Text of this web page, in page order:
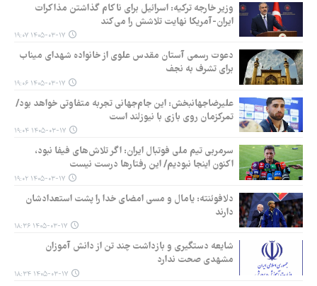
وزیر خارجه ترکیه: اسرائیل برای ناکام گذاشتن مذاکرات
ایران-آمریکا نهایت تلاشش را می‌کند
۱۴۰۵-۰۳-۱۷ ۱۹:۰۷
دعوت رسمی آستان مقدس علوی از خانواده شهدای میناب
برای تشرف به نجف
۱۴۰۵-۰۳-۱۷ ۱۹:۰۶
علیرضاجهانبخش: این جام‌جهانی تجربه متفاوتی خواهد بود/
تمرکزمان روی بازی با نیوزلند است
۱۴۰۵-۰۳-۱۷ ۱۹:۰۴
سرمربی تیم ملی فوتبال ایران: اگر تلاش‌های فیفا نبود،
اکنون اینجا نبودیم/ این رفتارها درست نیست
۱۴۰۵-۰۳-۱۷ ۱۹:۰۲
دلافوئنته: یامال و مسی امضای خدا را پشت استعدادشان
دارند
۱۴۰۵-۰۳-۱۷ ۱۸:۳۶
شایعه دستگیری و بازداشت چند تن از دانش آموزان
مشهدی صحت ندارد
۱۴۰۵-۰۳-۱۷ ۱۸:۳۴